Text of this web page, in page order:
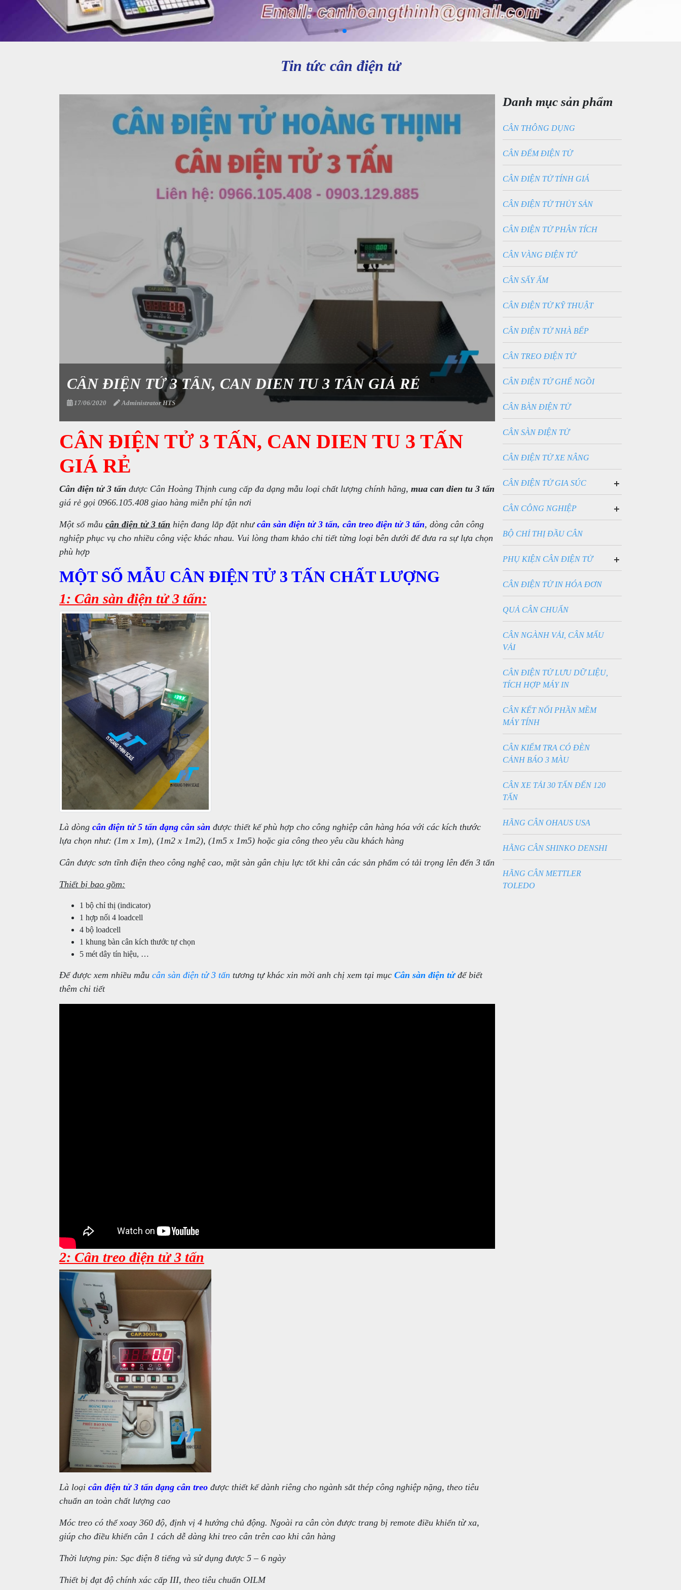
Tin tức cân điện tử
CÂN ĐIỆN TỬ 3 TẤN, CAN DIEN TU 3 TẤN GIÁ RẺ
17/06/2020 Administrator HTS
CÂN ĐIỆN TỬ 3 TẤN, CAN DIEN TU 3 TẤN
GIÁ RẺ
Cân điện tử 3 tấn được Cân Hoàng Thịnh cung cấp đa dạng mẫu loại chất lượng chính hãng, mua can dien tu 3 tấn
giá rẻ gọi 0966.105.408 giao hàng miễn phí tận nơi
Một số mẫu cân điện tử 3 tấn hiện đang lắp đặt như cân sàn điện tử 3 tấn, cân treo điện tử 3 tấn, dòng cân công
nghiệp phục vụ cho nhiều công việc khác nhau. Vui lòng tham khảo chi tiết từng loại bên dưới để đưa ra sự lựa chọn
phù hợp
MỘT SỐ MẪU CÂN ĐIỆN TỬ 3 TẤN CHẤT LƯỢNG
1: Cân sàn điện tử 3 tấn:
Là dòng cân điện tử 5 tấn dạng cân sàn được thiết kế phù hợp cho công nghiệp cân hàng hóa với các kích thước
lựa chọn như: (1m x 1m), (1m2 x 1m2), (1m5 x 1m5) hoặc gia công theo yêu cầu khách hàng
Cân được sơn tĩnh điện theo công nghệ cao, mặt sàn gân chịu lực tốt khi cân các sản phẩm có tải trọng lên đến 3 tấn
Thiết bị bao gồm:
1 bộ chỉ thị (indicator)
1 hợp nối 4 loadcell
4 bộ loadcell
1 khung bàn cân kích thước tự chọn
5 mét dây tín hiệu, …
Để được xem nhiều mẫu cân sàn điện tử 3 tấn tương tự khác xin mời anh chị xem tại mục Cân sàn điện tử để biết
thêm chi tiết
2: Cân treo điện tử 3 tấn
Là loại cân điện tử 3 tấn dạng cân treo được thiết kế dành riêng cho ngành sắt thép công nghiệp nặng, theo tiêu
chuẩn an toàn chất lượng cao
Móc treo có thể xoay 360 độ, định vị 4 hướng chủ động. Ngoài ra cân còn được trang bị remote điều khiển từ xa,
giúp cho điều khiển cân 1 cách dễ dàng khi treo cân trên cao khi cân hàng
Thời lượng pin: Sạc điện 8 tiếng và sử dụng được 5 – 6 ngày
Thiết bị đạt độ chính xác cấp III, theo tiêu chuẩn OILM
Danh mục sản phẩm
CÂN THÔNG DỤNG
CÂN ĐẾM ĐIỆN TỬ
CÂN ĐIỆN TỬ TÍNH GIÁ
CÂN ĐIỆN TỬ THỦY SẢN
CÂN ĐIỆN TỬ PHÂN TÍCH
CÂN VÀNG ĐIỆN TỬ
CÂN SẤY ẨM
CÂN ĐIỆN TỬ KỸ THUẬT
CÂN ĐIỆN TỬ NHÀ BẾP
CÂN TREO ĐIỆN TỬ
CÂN ĐIỆN TỬ GHẾ NGỒI
CÂN BÀN ĐIỆN TỬ
CÂN SÀN ĐIỆN TỬ
CÂN ĐIỆN TỬ XE NÂNG
CÂN ĐIỆN TỬ GIA SÚC
CÂN SÀN BÒ ĐIỆN TỬ
CÂN SÀN HEO ĐIỆN TỬ
CÂN CÔNG NGHIỆP
CÂN BỒN ĐIỆN TỬ
BỘ CHỈ THỊ ĐẦU CÂN
PHỤ KIỆN CÂN ĐIỆN TỬ
CẢM BIẾN LỰC LOADCELL
PIN SẠC CHO CÂN
CÂN ĐIỆN TỬ IN HÓA ĐƠN
QUẢ CÂN CHUẨN
CÂN NGÀNH VẢI, CÂN MẨU
VẢI
CÂN ĐIỆN TỬ LƯU DỮ LIỆU,
TÍCH HỢP MÁY IN
CÂN KẾT NỐI PHẦN MỀM
MÁY TÍNH
CÂN KIỂM TRA CÓ ĐÈN
CẢNH BÁO 3 MÀU
CÂN XE TẢI 30 TẤN ĐẾN 120
TẤN
HÃNG CÂN OHAUS USA
HÃNG CÂN SHINKO DENSHI
HÃNG CÂN METTLER
TOLEDO